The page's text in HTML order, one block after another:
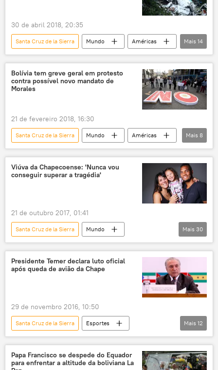
terrorismo
prisão
diplomacia
assassinatos
30 de abril 2018, 20:35
Santa Cruz de la Sierra Mundo
Américas
Notícias do Brasil
Notícias
Sociedade
Bolívia
Colômbia
Medellín
Chapecó
Milian Heymann
queda
Mais 14
Bolívia tem greve geral em protesto
contra possível novo mandato de
Morales
21 de fevereiro 2018, 16:30
Santa Cruz de la Sierra Mundo
Américas
Notícias
Bolívia
La Paz
Evo Morales
Movimento ao Socialismo (MAS)
Mais 8
Viúva da Chapecoense: 'Nunca vou
conseguir superar a tragédia'
21 de outubro 2017, 01:41
Santa Cruz de la Sierra
Mundo
Américas
Notícias do Brasil
Notícias
Bolívia
Colômbia
Santa Catarina
Rio Grande do Sul
Antioquia
Rafael Henzel
Jackson Follmann
Gabriel Andrade
Willian Thiego
Nina Ribas de Jesus
Susana Ribas
Fernando Mattos
Roma
Barcelona
Mais 30
Presidente Temer declara luto oficial
após queda de avião da Chape
29 de novembro 2016, 10:50
Santa Cruz de la Sierra
Esportes
Notícias do Brasil
Notícias
Sociedade
Queda do avião com Chapecoense
Bolívia
Mais 12
Papa Francisco se despede do Equador
para enfrentar a altitude da boliviana La